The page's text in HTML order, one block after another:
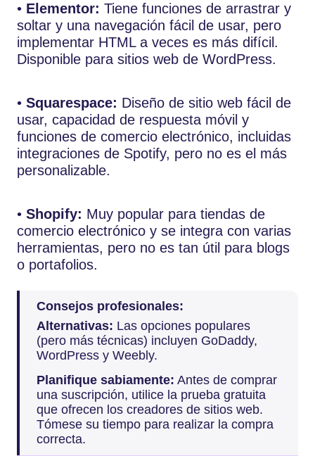
• Elementor: Tiene funciones de arrastrar y
soltar y una navegación fácil de usar, pero
implementar HTML a veces es más difícil.
Disponible para sitios web de WordPress.
• Squarespace: Diseño de sitio web fácil de
usar, capacidad de respuesta móvil y
funciones de comercio electrónico, incluidas
integraciones de Spotify, pero no es el más
personalizable.
• Shopify: Muy popular para tiendas de
comercio electrónico y se integra con varias
herramientas, pero no es tan útil para blogs
o portafolios.
Consejos profesionales:
Alternativas: Las opciones populares
(pero más técnicas) incluyen GoDaddy,
WordPress y Weebly.
Planifique sabiamente: Antes de comprar
una suscripción, utilice la prueba gratuita
que ofrecen los creadores de sitios web.
Tómese su tiempo para realizar la compra
correcta.